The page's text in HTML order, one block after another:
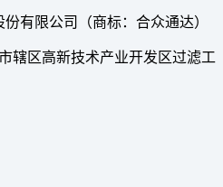
有限公司（商标：合众通达）
辖区高新技术产业开发区过滤工